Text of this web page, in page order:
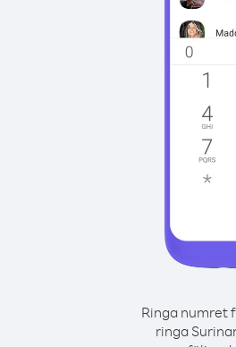
Ringa numret
ringa